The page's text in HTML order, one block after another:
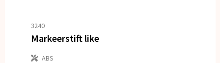
3240
Markeerstift like
ABS